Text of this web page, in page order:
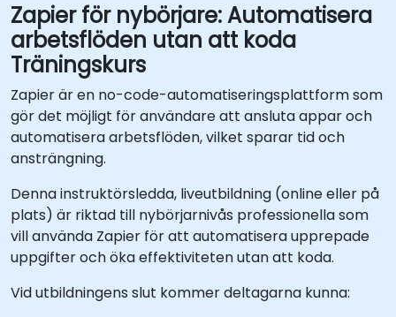
Zapier för nybörjare: Automatisera
arbetsflöden utan att koda
Träningskurs
Zapier är en no-code-automatiseringsplattform som
gör det möjligt för användare att ansluta appar och
automatisera arbetsflöden, vilket sparar tid och
ansträngning.
Denna instruktörsledda, liveutbildning (online eller på
plats) är riktad till nybörjarnivås professionella som
vill använda Zapier för att automatisera upprepade
uppgifter och öka effektiviteten utan att koda.
Vid utbildningens slut kommer deltagarna kunna: